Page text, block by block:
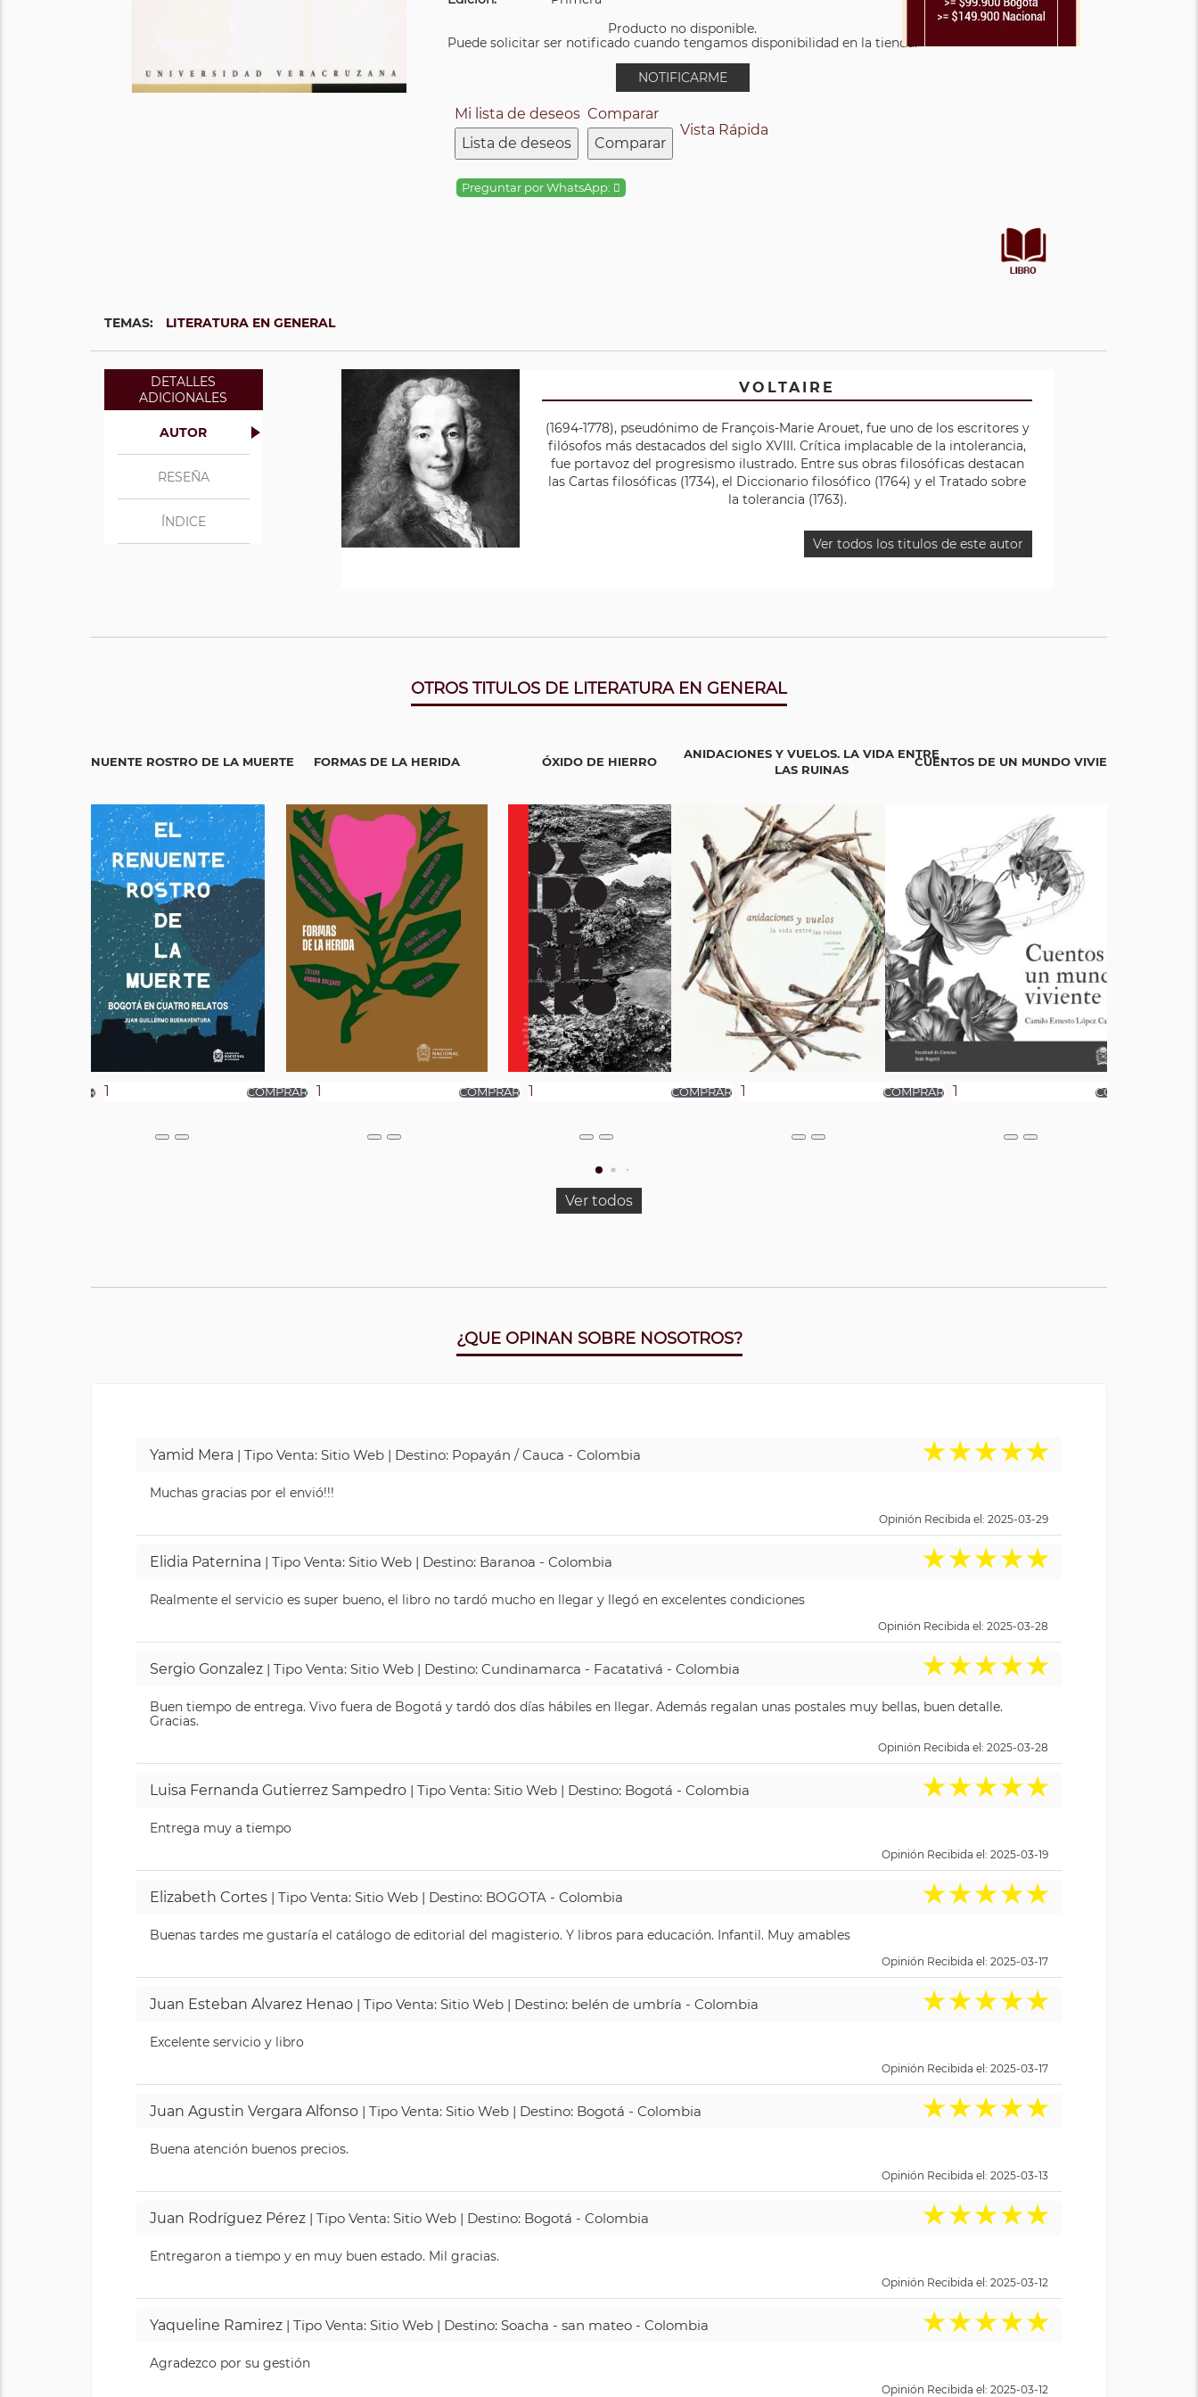
Producto no disponible.
Puede solicitar ser notificado cuando tengamos disponibilidad en la tienda.
NOTIFICARME
Mi lista de deseos
Lista de deseos
Comparar
Comparar
Vista Rápida
Preguntar por WhatsApp:
TEMAS: LITERATURA EN GENERAL
DETALLES
ADICIONALES
AUTOR
RESEÑA
ÍNDICE
VOLTAIRE
(1694-1778), pseudónimo de François-Marie Arouet, fue uno de los escritores y
filósofos más destacados del siglo XVIII. Crítica implacable de la intolerancia,
fue portavoz del progresismo ilustrado. Entre sus obras filosóficas destacan
las Cartas filosóficas (1734), el Diccionario filosófico (1764) y el Tratado sobre
la tolerancia (1763).
Ver todos los titulos de este autor
OTROS TITULOS DE LITERATURA EN GENERAL
EL RENUENTE ROSTRO DE LA MUERTE FORMAS DE LA HERIDA ÓXIDO DE HIERRO
ANIDACIONES Y VUELOS. LA VIDA ENTRE
LAS RUINAS
CUENTOS DE UN MUNDO VIVIENTE
Ver todos
¿QUE OPINAN SOBRE NOSOTROS?
Yamid Mera | Tipo Venta: Sitio Web | Destino: Popayán / Cauca - Colombia ★★★★★
Muchas gracias por el envió!!!
Opinión Recibida el: 2025-03-29
Elidia Paternina | Tipo Venta: Sitio Web | Destino: Baranoa - Colombia ★★★★★
Realmente el servicio es super bueno, el libro no tardó mucho en llegar y llegó en excelentes condiciones
Opinión Recibida el: 2025-03-28
Sergio Gonzalez | Tipo Venta: Sitio Web | Destino: Cundinamarca - Facatativá - Colombia ★★★★★
Buen tiempo de entrega. Vivo fuera de Bogotá y tardó dos días hábiles en llegar. Además regalan unas postales muy bellas, buen detalle.
Gracias.
Opinión Recibida el: 2025-03-28
Luisa Fernanda Gutierrez Sampedro | Tipo Venta: Sitio Web | Destino: Bogotá - Colombia ★★★★★
Entrega muy a tiempo
Opinión Recibida el: 2025-03-19
Elizabeth Cortes | Tipo Venta: Sitio Web | Destino: BOGOTA - Colombia ★★★★★
Buenas tardes me gustaría el catálogo de editorial del magisterio. Y libros para educación. Infantil. Muy amables
Opinión Recibida el: 2025-03-17
Juan Esteban Alvarez Henao | Tipo Venta: Sitio Web | Destino: belén de umbría - Colombia ★★★★★
Excelente servicio y libro
Opinión Recibida el: 2025-03-17
Juan Agustin Vergara Alfonso | Tipo Venta: Sitio Web | Destino: Bogotá - Colombia ★★★★★
Buena atención buenos precios.
Opinión Recibida el: 2025-03-13
Juan Rodríguez Pérez | Tipo Venta: Sitio Web | Destino: Bogotá - Colombia ★★★★★
Entregaron a tiempo y en muy buen estado. Mil gracias.
Opinión Recibida el: 2025-03-12
Yaqueline Ramirez | Tipo Venta: Sitio Web | Destino: Soacha - san mateo - Colombia ★★★★★
Agradezco por su gestión
Opinión Recibida el: 2025-03-12